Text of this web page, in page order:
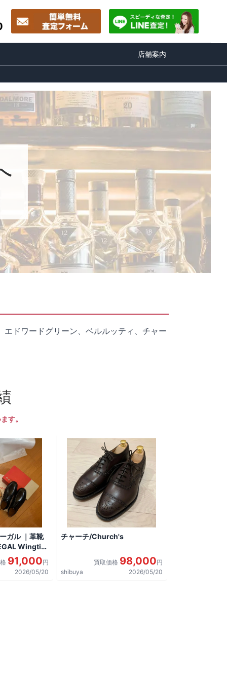
店舗案内
ドワードグリーン、ベルルッティ、チャー
す。
ガル ｜革靴
Wingtip
した。
91,000円
2026/05/20
チャーチ/Church's
買取価格 98,000円
shibuya
2026/05/20